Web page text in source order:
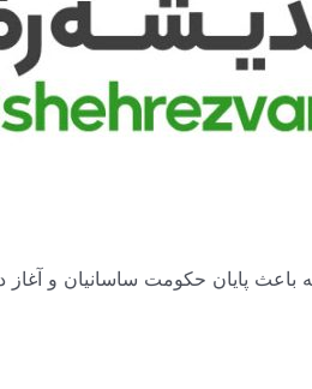
پایان حکومت ساسانیان و